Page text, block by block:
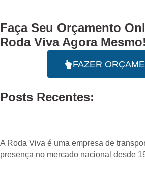
Faça Seu Orçamento
Roda Viva Agora Mesmo!
FAZER
Posts Recentes:
A Roda Viva é uma empresa de
presença no mercado nacional desde